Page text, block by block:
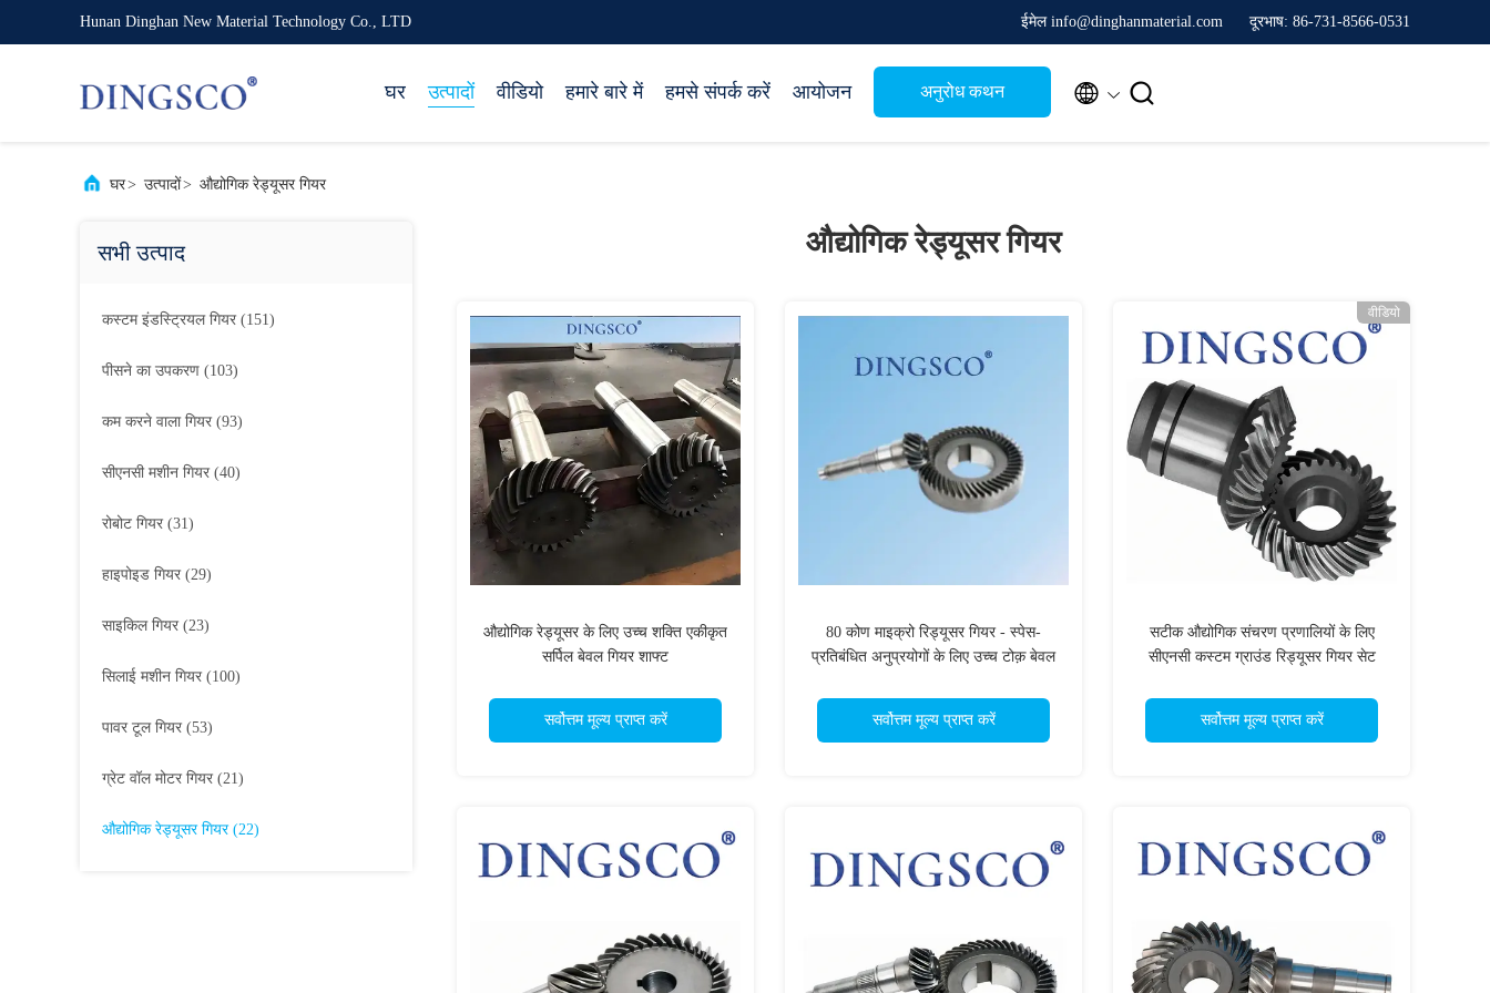
Hunan Dinghan New Material Technology Co., LTD ईमेल info@dinghanmaterial.com दूरभाष: 86-731-8566-0531
घर उत्पादों वीडियो हमारे बारे में हमसे संपर्क करें आयोजन अनुरोध कथन  
घर> उत्पादों> औद्योगिक रेड्यूसर गियर
सभी उत्पाद
कस्टम इंडस्ट्रियल गियर (151)
पीसने का उपकरण (103)
कम करने वाला गियर (93)
सीएनसी मशीन गियर (40)
रोबोट गियर (31)
हाइपोइड गियर (29)
साइकिल गियर (23)
सिलाई मशीन गियर (100)
पावर टूल गियर (53)
ग्रेट वॉल मोटर गियर (21)
औद्योगिक रेड्यूसर गियर (22)
औद्योगिक रेड्यूसर गियर
औद्योगिक रेड्यूसर के लिए उच्च शक्ति एकीकृत
सर्पिल बेवल गियर शाफ्ट
सर्वोत्तम मूल्य प्राप्त करें
80 कोण माइक्रो रिड्यूसर गियर - स्पेस-
प्रतिबंधित अनुप्रयोगों के लिए उच्च टोक़ बेवल
सर्वोत्तम मूल्य प्राप्त करें
वीडियो
सटीक औद्योगिक संचरण प्रणालियों के लिए
सीएनसी कस्टम ग्राउंड रिड्यूसर गियर सेट
सर्वोत्तम मूल्य प्राप्त करें